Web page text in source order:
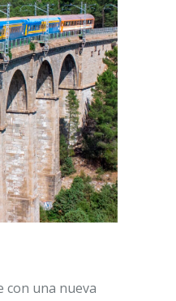
con una nueva